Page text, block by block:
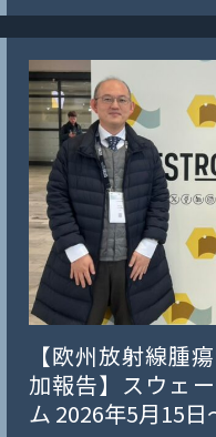
展望についてご紹介しま
療など、放射線科の仕事
を支える重要な分野です
科の実際を知りたい方
い。 説明会後には懇親
2026年7月22日（水）
部 放射線科医局臨床研究
医、医学科6年生 内容・
ラムについて・放射線科
など 事前登録制です。参
ポスターのQRコードよ
合がつかない方には、個
参加をお待ちしています
科 医局TEL：
【欧州放射線腫
加報告】スウェ
ム 2026年5月15日